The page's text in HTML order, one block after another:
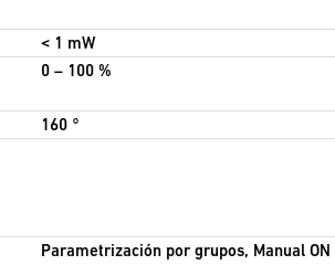
< 1 mW
0 – 100 %
160 °
Parametrización por grupos, Manual ON